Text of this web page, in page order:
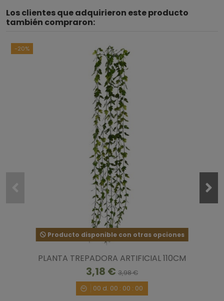
Los clientes que adquirieron este producto
también compraron:
-20%
Producto disponible con otras opciones
PLANTA TREPADORA ARTIFICIAL 110CM
3,18 € 3,98 €
00 d. 00 : 00 : 00